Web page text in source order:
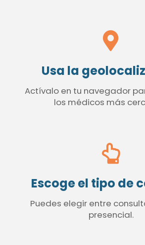
Usa la
Actívalo en tu navegador
los médicos más
Escoge el tipo de
Puedes elegir entre
presencial.